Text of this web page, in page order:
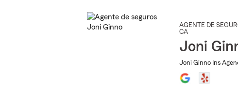
AGENTE DE
CA
Joni
Joni Ginno Ins